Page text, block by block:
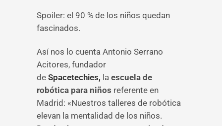
Spoiler: el 90 % de los niños quedan
fascinados.
Así nos lo cuenta Antonio Serrano
Acitores, fundador
de Spacetechies, la escuela de
robótica para niños referente en
Madrid: «Nuestros talleres de robótica
elevan la mentalidad de los niños.